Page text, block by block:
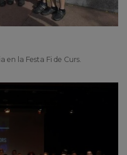
la Festa Fi de Curs.